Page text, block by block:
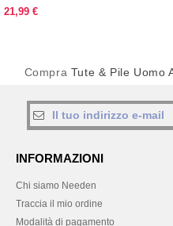
21,99 €
Compra Tute & Pile Uomo
INFORMAZIONI
Chi siamo Needen
Traccia il mio ordine
Modalità di pagamento